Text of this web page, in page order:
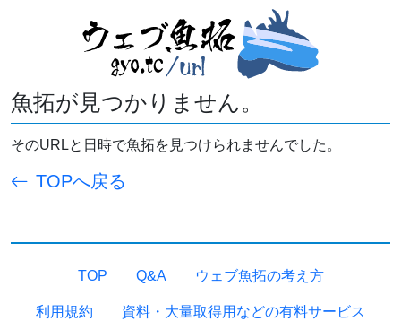
魚拓が見つかりません。
そのURLと日時で魚拓を見つけられませんでした。
TOPへ戻る
TOP Q&A ウェブ魚拓の考え方
利用規約 資料・大量取得用などの有料サービス